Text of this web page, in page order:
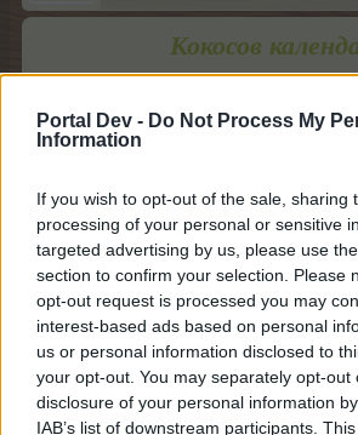
Portal Dev - Do Not Process My
Information
If you wish to opt-out of the sale, sharing
processing of your personal or sensitive
targeted advertising by us, please use
section to confirm your selection. Please
opt-out request is processed you may
interest-based ads based on personal
us or personal information disclosed to
your opt-out. You may separately opt-out
disclosure of your personal information
IAB’s list of downstream participants.
Кокосов
до 00:59 ч.на
1. Отворен подарък;.......... 2.
Малките подаръци са общо 14 за
разделени в 2 групи.
След успешното отваряне на
всяка група ще се отключи и
свързан с групата.
А най-големият подарък ще се
успешното отваряне на всичките 14
Неотворените подаръци ще бъдат